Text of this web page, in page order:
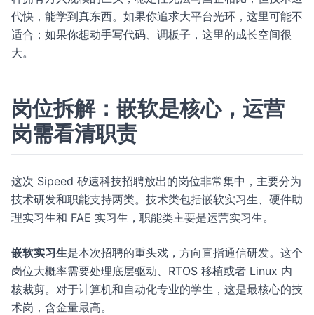
代快，能学到真东西。如果你追求大平台光环，这里可能不
适合；如果你想动手写代码、调板子，这里的成长空间很
大。
岗位拆解：嵌软是核心，运营
岗需看清职责
这次 Sipeed 矽速科技招聘放出的岗位非常集中，主要分为
技术研发和职能支持两类。技术类包括嵌软实习生、硬件助
理实习生和 FAE 实习生，职能类主要是运营实习生。
嵌软实习生是本次招聘的重头戏，方向直指通信研发。这个
岗位大概率需要处理底层驱动、RTOS 移植或者 Linux 内
核裁剪。对于计算机和自动化专业的学生，这是最核心的技
术岗，含金量最高。